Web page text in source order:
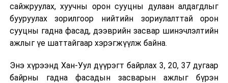
сайжруулах, хуучны орон сууцны дулаан алдагдлыг
бууруулах зорилгоор нийтийн зориулалттай орон
сууцны гадна фасад, дээврийн засвар шинэчлэлтийн
ажлыг үе шаттайгаар хэрэгжүүлж байна.
Энэ хүрээнд Хан-Уул дүүрэгт байрлах 3, 20, 37 дугаар
байрны гадна фасадын засварын ажлыг бүрэн